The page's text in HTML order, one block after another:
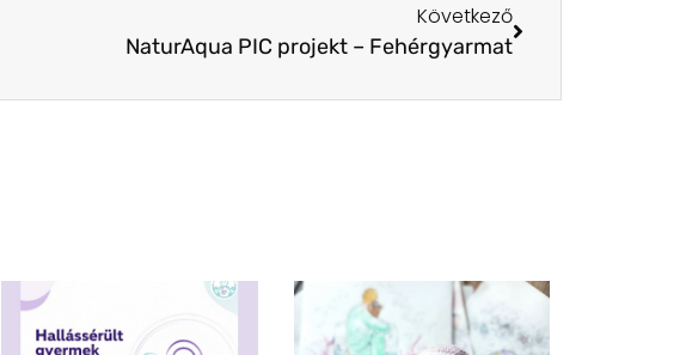
Következő
NaturAqua PIC projekt – Fehérgyarmat